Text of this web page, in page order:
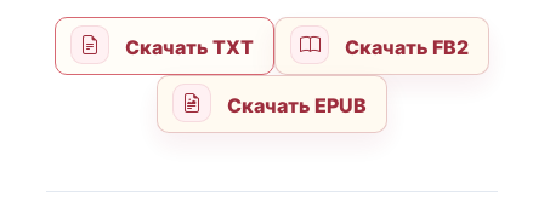
Скачать TXT Скачать FB2
Скачать EPUB